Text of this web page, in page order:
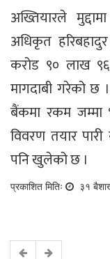
अख्तियारले
अधिकृत
करोड ९० लाख
मागदाबी गरेको छ
बैंकमा रकम
विवरण तयार
पनि खुलेको छ ।
प्रकाशित मितिः ३१